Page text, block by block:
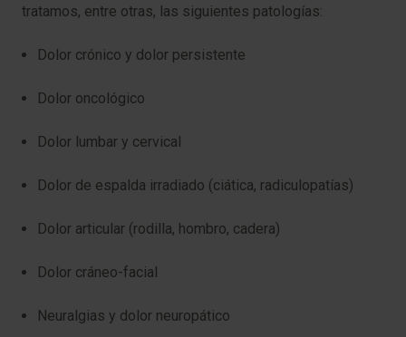
tratamos, entre otras, las siguientes patologías:
Dolor crónico y dolor persistente
Dolor oncológico
Dolor lumbar y cervical
Dolor de espalda irradiado (ciática, radiculopatías)
Dolor articular (rodilla, hombro, cadera)
Dolor cráneo-facial
Neuralgias y dolor neuropático